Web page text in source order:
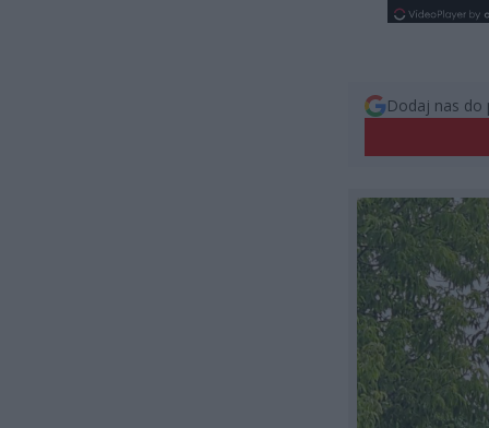
Dodaj nas do